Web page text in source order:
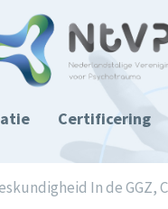
Certificering
In de GGZ,